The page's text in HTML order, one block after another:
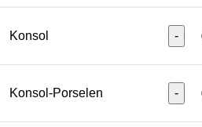
Konsol -
Konsol-Porselen -